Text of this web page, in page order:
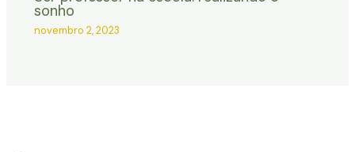
sonho
novembro 2, 2023